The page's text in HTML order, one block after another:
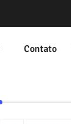
Contato